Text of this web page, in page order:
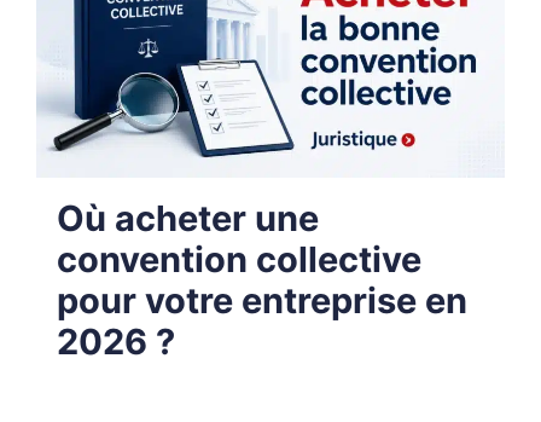
Où acheter une
convention collective
pour votre entreprise en
2026 ?